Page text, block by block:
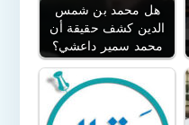
هل محمد بن شمس
الدين كشف حقيقة أن
محمد سمير داعشي؟